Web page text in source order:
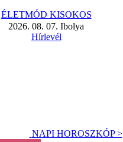
ÉLETMÓD KISOKOS
2026. 08. 07. Ibolya
Hírlevél
NAPI HOROSZKÓP >